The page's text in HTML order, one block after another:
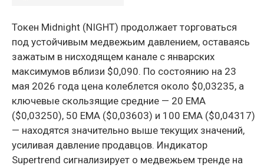
Токен Midnight (NIGHT) продолжает торговаться
под устойчивым медвежьим давлением, оставаясь
зажатым в нисходящем канале с январских
максимумов вблизи $0,090. По состоянию на 23
мая 2026 года цена колеблется около $0,03235, а
ключевые скользящие средние — 20 EMA
($0,03250), 50 EMA ($0,03603) и 100 EMA ($0,04317)
— находятся значительно выше текущих значений,
усиливая давление продавцов. Индикатор
Supertrend сигнализирует о медвежьем тренде на